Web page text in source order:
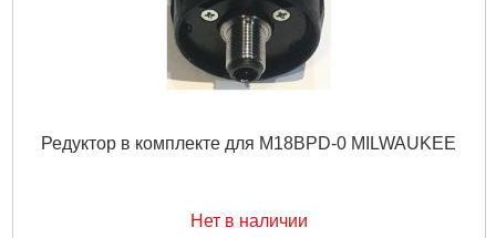
Редуктор в комплекте для M18BPD-0 MILWAUKEE
Нет в наличии